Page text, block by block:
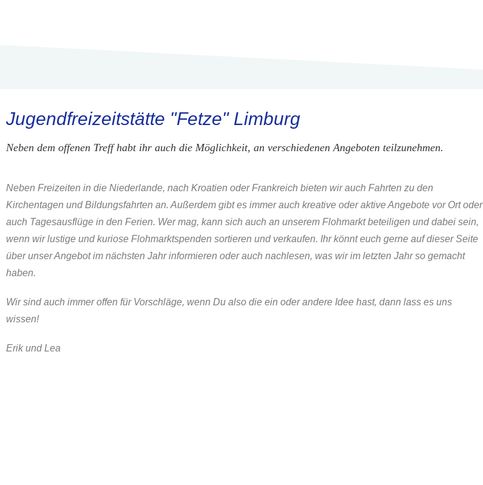
Jugendfreizeitstätte "Fetze" Limburg
Neben dem offenen Treff habt ihr auch die Möglichkeit, an verschiedenen Angeboten teilzunehmen.
Neben Freizeiten in die Niederlande, nach Kroatien oder Frankreich bieten wir auch Fahrten zu den
Kirchentagen und Bildungsfahrten an. Außerdem gibt es immer auch kreative oder aktive Angebote vor Ort oder
auch Tagesausflüge in den Ferien. Wer mag, kann sich auch an unserem Flohmarkt beteiligen und dabei sein,
wenn wir lustige und kuriose Flohmarktspenden sortieren und verkaufen. Ihr könnt euch gerne auf dieser Seite
über unser Angebot im nächsten Jahr informieren oder auch nachlesen, was wir im letzten Jahr so gemacht
haben.
Wir sind auch immer offen für Vorschläge, wenn Du also die ein oder andere Idee hast, dann lass es uns
wissen!
Erik und Lea